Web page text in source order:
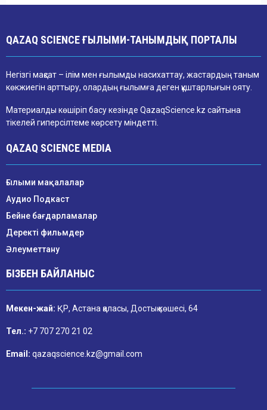
QAZAQ SCIENCE ҒЫЛЫМИ-ТАНЫМДЫҚ ПОРТАЛЫ
Негізгі мақсат – ілім мен ғылымды насихаттау, жастардың таным
көкжиегін арттыру, олардың ғылымға деген құштарлығын ояту.
Материалды көшіріп басу кезінде QazaqScience.kz сайтына
тікелей гиперсілтеме көрсету міндетті.
QAZAQ SCIENCE MEDIA
Ғылыми мақалалар
Аудио Подкаст
Бейне бағдарламалар
Деректі фильмдер
Әлеуметтану
БІЗБЕН БАЙЛАНЫС
Мекен-жай: ҚР, Астана қаласы, Достық көшесі, 64
Тел.: +7 707 270 21 02
Email: qazaqscience.kz@gmail.com